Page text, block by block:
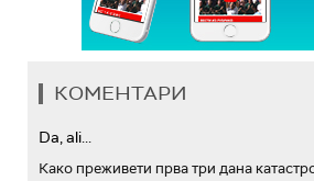
КОМЕНТАРИ
Da, ali...
Како преживети прва три дана